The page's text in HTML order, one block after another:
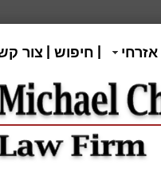
חיפוש צור